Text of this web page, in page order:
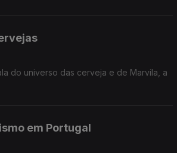
do universo das cerveja e de Marvila, a
em Portugal